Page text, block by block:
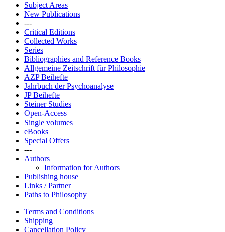
Subject Areas
New Publications
---
Critical Editions
Collected Works
Series
Bibliographies and Reference Books
Allgemeine Zeitschrift für Philosophie
AZP Beihefte
Jahrbuch der Psychoanalyse
JP Beihefte
Steiner Studies
Open-Access
Single volumes
eBooks
Special Offers
---
Authors
Information for Authors
Publishing house
Links / Partner
Paths to Philosophy
Terms and Conditions
Shipping
Cancellation Policy